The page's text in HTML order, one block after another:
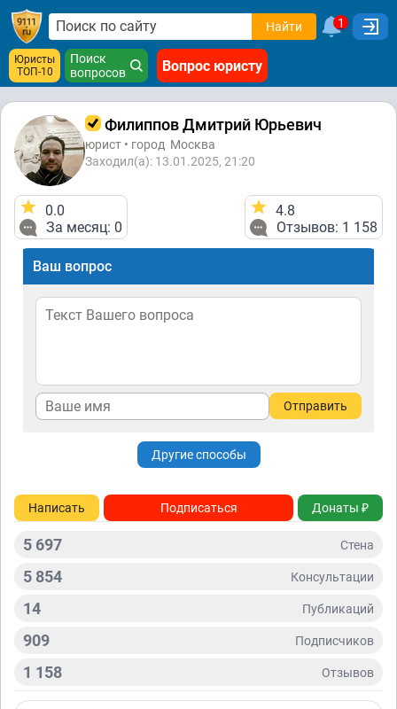
Найти 1
Юристы
ТОП-10
Поиск
вопросов
Вопрос юристу
Филиппов Дмитрий Юрьевич
юрист • город Москва
Заходил(а): 13.01.2025, 21:20
0.0
За месяц: 0
4.8
Отзывов: 1 158
Ваш вопрос
Отправить
Другие способы
Написать Подписаться Донаты ₽
5 697 Стена
5 854 Консультации
14 Публикаций
909 Подписчиков
1 158 Отзывов